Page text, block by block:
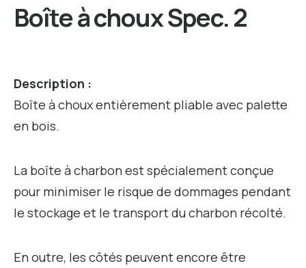
Boîte à choux Spec. 2
Description :
Boîte à choux entièrement pliable avec palette
en bois.
La boîte à charbon est spécialement conçue
pour minimiser le risque de dommages pendant
le stockage et le transport du charbon récolté.
En outre, les côtés peuvent encore être